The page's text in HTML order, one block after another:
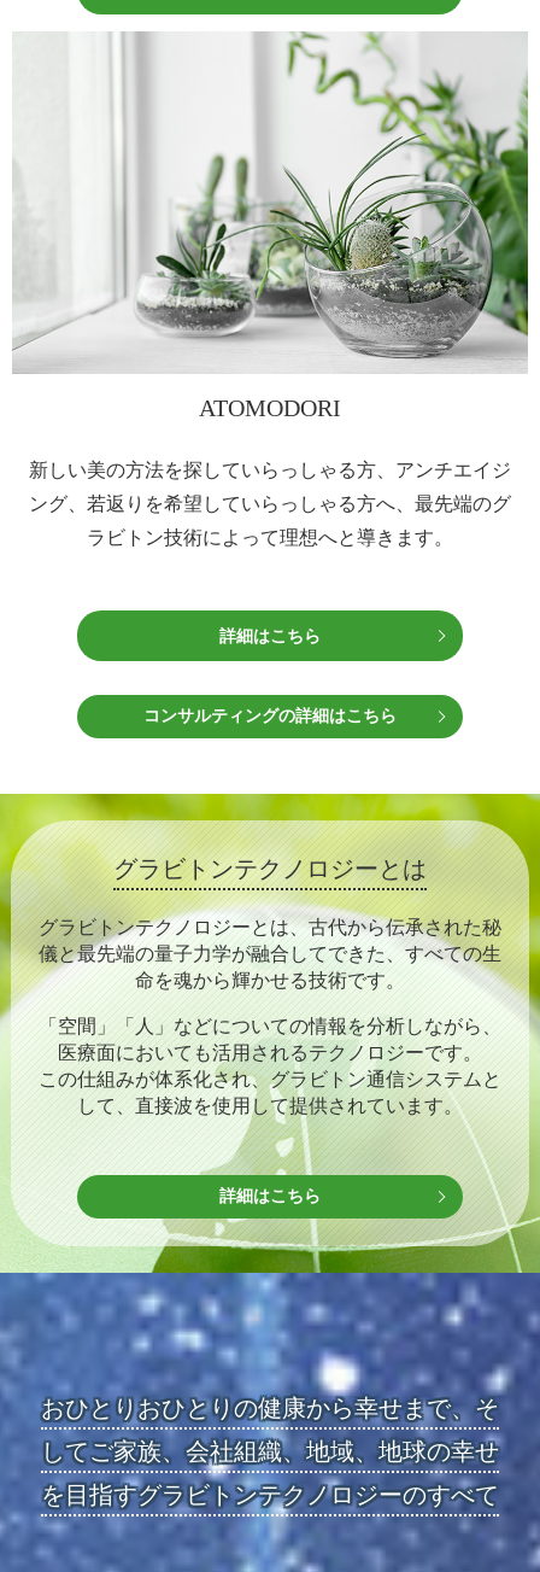
ATOMODORI
新しい美の方法を探していらっしゃる方、アンチエイジ
ング、若返りを希望していらっしゃる方へ、最先端のグ
ラビトン技術によって理想へと導きます。
詳細はこちら
コンサルティングの詳細はこちら
グラビトンテクノロジーとは
グラビトンテクノロジーとは、古代から伝承された秘
儀と最先端の量子力学が融合してできた、すべての生
命を魂から輝かせる技術です。
「空間」「人」などについての情報を分析しながら、
医療面においても活用されるテクノロジーです。
この仕組みが体系化され、グラビトン通信システムと
して、直接波を使用して提供されています。
詳細はこちら
おひとりおひとりの健康から幸せまで、そ
してご家族、会社組織、地域、地球の幸せ
を目指すグラビトンテクノロジーのすべて